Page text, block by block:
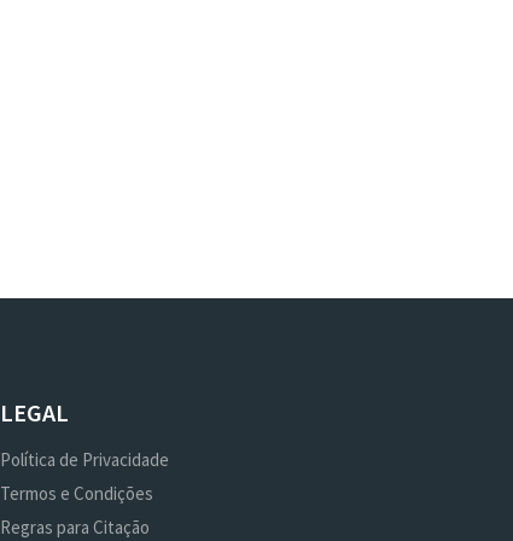
LEGAL
Política de Privacidade
Termos e Condições
Regras para Citação